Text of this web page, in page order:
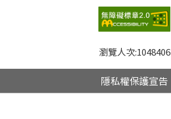
瀏覽人次:1048406
隱私權保護宣告